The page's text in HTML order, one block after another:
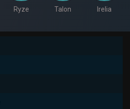
Ryze Talon Irelia